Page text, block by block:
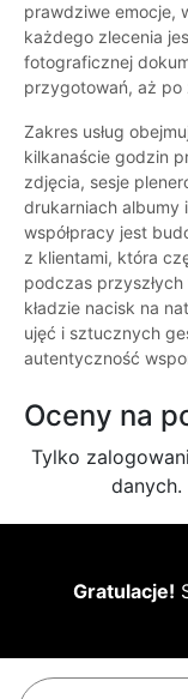
prawdziwe emocje,
każdego zlecenia
fotograficznej
przygotowań, aż po
Zakres usług
kilkanaście godzin
zdjęcia, sesje
drukarniach albumy
współpracy jest
z klientami, która
podczas
kładzie nacisk na
ujęć i sztucznych
autentyczność
Oceny na
Tylko
danych.
Gratulacje!